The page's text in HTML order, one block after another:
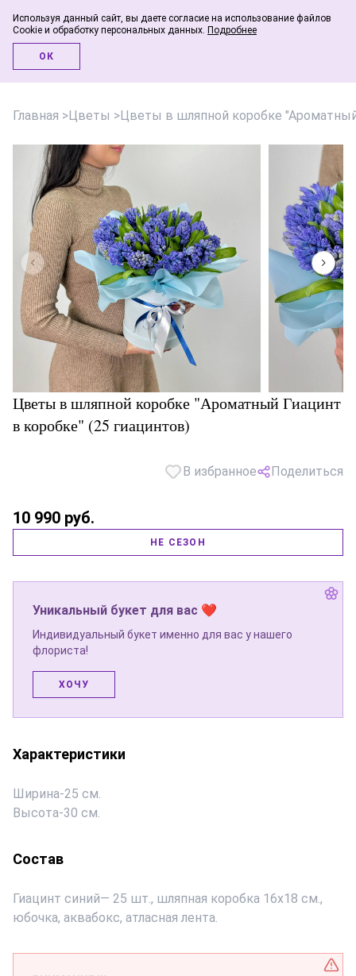
Главная >Цветы >Цветы в шляпной коробке
Цветы в шляпной коробке "Ароматный Гиацинт
в коробке" (25 гиацинтов)
В избранное Поделиться
10 990 руб.
НЕ СЕЗОН
Уникальный букет для вас ❤
Индивидуальный букет именно для вас у нашего
флориста!
ХОЧУ
Характеристики
Ширина-25 см.
Высота-30 см.
Состав
Гиацинт синий— 25 шт., шляпная коробка 16х18 см.,
юбочка, аквабокс, атласная лента.
Используя данный сайт, вы даете согласие на использование файлов
Cookie и обработку персональных данных. Подробнее
ОК